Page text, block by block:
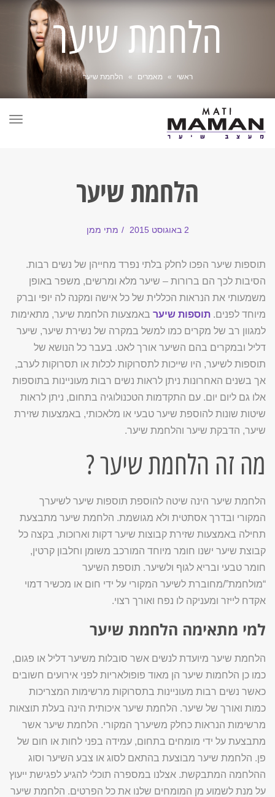
הלחמת שיער
ראשי » מאמרים » הלחמת שיער
הלחמת שיער
2 באוגוסט 2015 מתי ממן
תוספות שיער הפכו לחלק בלתי נפרד מחייהן של נשים רבות.
הסיבות לכך הם ברורות – שיער מלא ומרשים, משפר באופן
משמעותי את הנראות הכללית של כל אישה ומקנה לה יופי וברק
מיוחד לפנים. תוספות שיער באמצעות הלחמת שיער, מתאימות
למגוון רב של מקרים כמו למשל במקרה של נשירת שיער, שיער
דליל ובמקרים בהם השיער אורך לאט. בעבר כל הנושא של
תוספות לשיער, היו שייכות לתסרוקות לכלות או תסרוקות לערב,
אך בשנים האחרונות ניתן לראות נשים רבות מעוניינות בתוספות
אלו גם ליום יום. עם התקדמות הטכנולוגיה בתחום, ניתן לראות
שיטות שונות להוספת שיער טבעי או מלאכותי, באמצעות שזירת
שיער, הדבקת שיער והלחמת שיער.
מה זה הלחמת שיער ?
הלחמת שיער הינה שיטה להוספת תוספות שיער לשיערך
המקורי ובדרך אסתטית ולא מגושמת. הלחמת שיער מתבצעת
תחילה באמצעות שזירת קבוצות שיער דקות וארוכות, בקצה כל
קבוצת שיער ישנו חומר מיוחד המורכב משומן וחלבון קרטין,
חומר טבעי ובריא לגוף ולשיער. תוספת השיער
“מולחמת”/מחוברת לשיער המקורי על ידי חום או מכשיר דמוי
אקדח לייזר ומעניקה לו נפח ואורך רצוי.
למי מתאימה הלחמת שיער
הלחמת שיער מיועדת לנשים אשר סובלות משיער דליל או פגום,
כמו כן הלחמות שיער הן מאוד פופולאריות לפני אירועים חשובים
כאשר נשים רבות מעוניינות בתסרוקות מרשימות המצריכות
כמות ואורך של שיער. הלחמת שיער איכותית הינה בעלת תוצאות
מרשימות הנראות כחלק משיערך המקורי. הלחמת שיער אשר
מתבצעת על ידי מומחים בתחום, עמידה בפני לחות או חום של
פן. הלחמת שיער מבוצעת בהתאם לסוג או צבע השיער וסוג
ההלחמה המתבקשת. אצלנו במספרה תוכלי להגיע לפגישת ייעוץ
על מנת לשמוע מן המומחים שלנו את כל הפרטים. הלחמת שיער